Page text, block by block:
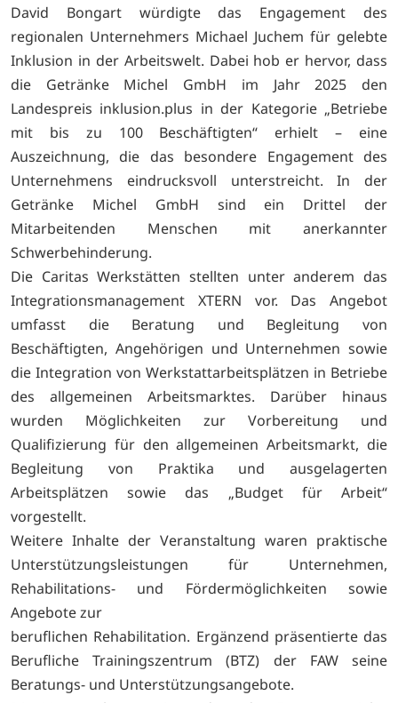
David Bongart würdigte das Engagement des
regionalen Unternehmers Michael Juchem für gelebte
Inklusion in der Arbeitswelt. Dabei hob er hervor, dass
die Getränke Michel GmbH im Jahr 2025 den
Landespreis inklusion.plus in der Kategorie „Betriebe
mit bis zu 100 Beschäftigten“ erhielt – eine
Auszeichnung, die das besondere Engagement des
Unternehmens eindrucksvoll unterstreicht. In der
Getränke Michel GmbH sind ein Drittel der
Mitarbeitenden Menschen mit anerkannter
Schwerbehinderung.
Die Caritas Werkstätten stellten unter anderem das
Integrationsmanagement XTERN vor. Das Angebot
umfasst die Beratung und Begleitung von
Beschäftigten, Angehörigen und Unternehmen sowie
die Integration von Werkstattarbeitsplätzen in Betriebe
des allgemeinen Arbeitsmarktes. Darüber hinaus
wurden Möglichkeiten zur Vorbereitung und
Qualifizierung für den allgemeinen Arbeitsmarkt, die
Begleitung von Praktika und ausgelagerten
Arbeitsplätzen sowie das „Budget für Arbeit“
vorgestellt.
Weitere Inhalte der Veranstaltung waren praktische
Unterstützungsleistungen für Unternehmen,
Rehabilitations- und Fördermöglichkeiten sowie
Angebote zur
beruflichen Rehabilitation. Ergänzend präsentierte das
Berufliche Trainingszentrum (BTZ) der FAW seine
Beratungs- und Unterstützungsangebote.